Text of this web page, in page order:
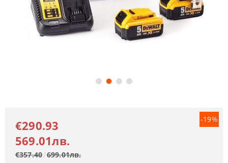
-19%
€290.93
569.01лв.
€357.40 699.01лв.